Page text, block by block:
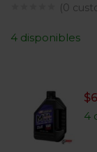
(0
4 disponibles
$
4